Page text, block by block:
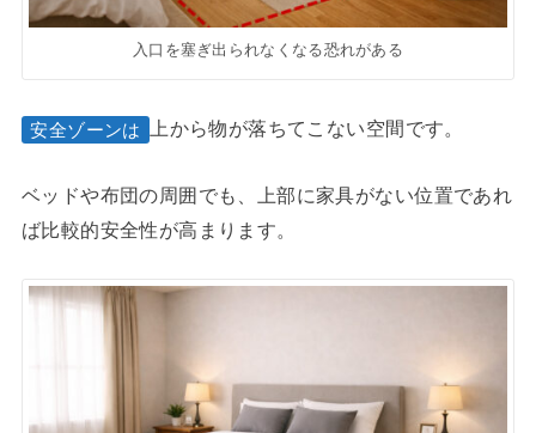
入口を塞ぎ出られなくなる恐れがある
安全ゾーンは 上から物が落ちてこない空間です。
ベッドや布団の周囲でも、上部に家具がない位置であれ
ば比較的安全性が高まります。